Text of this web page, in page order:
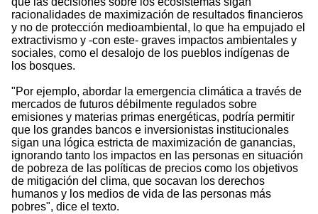
racionalidades de maximización de resultados financieros
y no de protección medioambiental, lo que ha empujado el
extractivismo y -con este- graves impactos ambientales y
sociales, como el desalojo de los pueblos indígenas de
los bosques.
"Por ejemplo, abordar la emergencia climática a través de
mercados de futuros débilmente regulados sobre
emisiones y materias primas energéticas, podría permitir
que los grandes bancos e inversionistas institucionales
sigan una lógica estricta de maximización de ganancias,
ignorando tanto los impactos en las personas en situación
de pobreza de las políticas de precios como los objetivos
de mitigación del clima, que socavan los derechos
humanos y los medios de vida de las personas más
pobres", dice el texto.